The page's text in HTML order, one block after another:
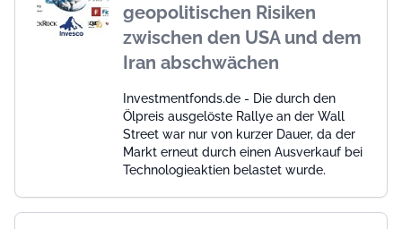
geopolitischen Risiken
zwischen den USA und dem
Iran abschwächen
Investmentfonds.de - Die durch den
Ölpreis ausgelöste Rallye an der Wall
Street war nur von kurzer Dauer, da der
Markt erneut durch einen Ausverkauf bei
Technologieaktien belastet wurde.